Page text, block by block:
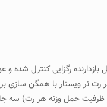
رگزايی کنترل شده و
از پژوهش حاضر بررسی تغييرات عوامل تحريکی رگزايی ناشی از تمرين مقاومتی فزاينده در